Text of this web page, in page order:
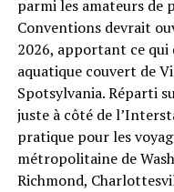
parmi les amateurs de
Conventions devrait
2026, apportant ce qui
aquatique couvert de
Spotsylvania. Réparti
juste à côté de
pratique pour les
métropolitaine de
Richmond,